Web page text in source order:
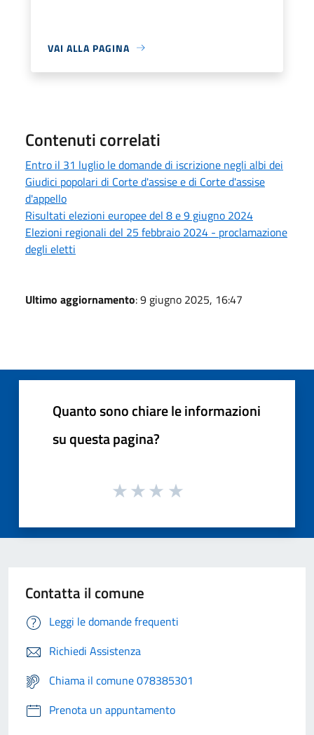
VAI ALLA PAGINA
Contenuti correlati
Entro il 31 luglio le domande di iscrizione negli albi dei
Giudici popolari di Corte d'assise e di Corte d'assise
d'appello
Risultati elezioni europee del 8 e 9 giugno 2024
Elezioni regionali del 25 febbraio 2024 - proclamazione
degli eletti
Ultimo aggiornamento: 9 giugno 2025, 16:47
Quanto sono chiare le informazioni
su questa pagina?
Contatta il comune
Leggi le domande frequenti
Richiedi Assistenza
Chiama il comune 078385301
Prenota un appuntamento